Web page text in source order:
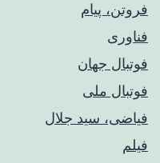
فروتن، پیام
فناوری
فوتبال جهان
فوتبال ملی
فیاضی، سید جلال
فیلم